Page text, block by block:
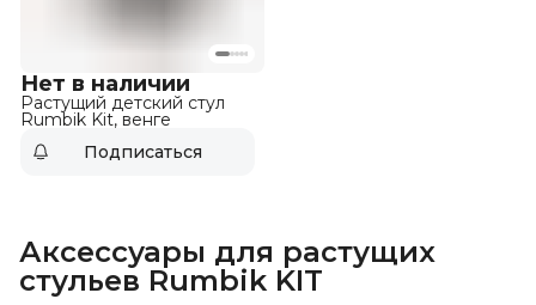
Нет в наличии
Растущий детский стул
Rumbik Kit, венге
Подписаться
Аксессуары для растущих
стульев Rumbik KIT